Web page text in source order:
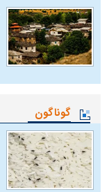
گوناگون